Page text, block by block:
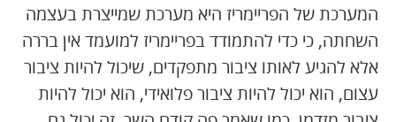
המערכת של הפריימריז היא מערכת שמייצרת בעצמה
השחתה, כי כדי להתמודד בפריימריז למועמד אין בררה
אלא להגיע לאותו ציבור מתפקדים, שיכול להיות ציבור
עצום, הוא יכול להיות ציבור פלואידי, הוא יכול להיות